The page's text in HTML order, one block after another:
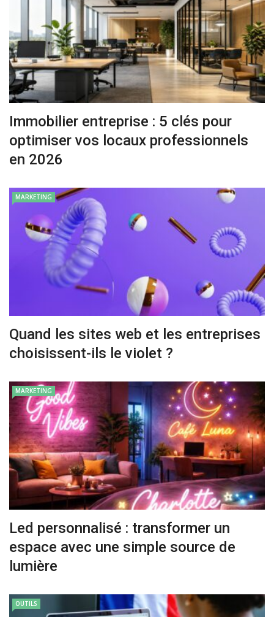
Immobilier entreprise : 5 clés pour
optimiser vos locaux professionnels
en 2026
MARKETING
Quand les sites web et les entreprises
choisissent-ils le violet ?
MARKETING
Led personnalisé : transformer un
espace avec une simple source de
lumière
OUTILS